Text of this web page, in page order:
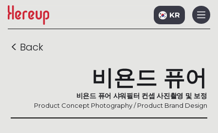
KR
< Back
비욘드 퓨어
비욘드 퓨어 샤워필터 컨셉 사진촬영 및 보정
Product Concept Photography / Product Brand Design